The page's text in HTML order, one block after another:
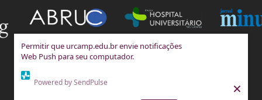
Permitir que urcamp.edu.br envie notificações
Web Push para seu computador.
Powered by SendPulse ×